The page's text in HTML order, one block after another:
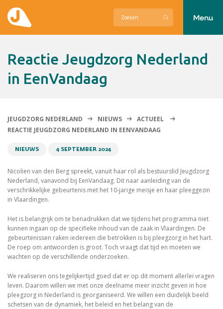
Contact
Menu
Reactie Jeugdzorg Nederland
in EenVandaag
JEUGDZORG NEDERLAND NIEUWS
ACTUEEL
REACTIE JEUGDZORG NEDERLAND IN EENVANDAAG
NIEUWS 4 SEPTEMBER 2024
Nicolien van den Berg spreekt, vanuit haar rol als bestuurslid Jeugdzorg
Nederland, vanavond bij EenVandaag. Dit naar aanleiding van de
verschrikkelijke gebeurtenis met het 10-jarige meisje en haar pleeggezin
in Vlaardingen.
Het is belangrijk om te benadrukken dat we tijdens het programma niet
kunnen ingaan op de specifieke inhoud van de zaak in Vlaardingen. De
gebeurtenissen raken iedereen die betrokken is bij pleegzorg in het hart.
De roep om antwoorden is groot. Toch vraagt dat tijd en moeten we
wachten op de verschillende onderzoeken.
We realiseren ons tegelijkertijd goed dat er op dit moment allerlei vragen
leven. Daarom willen we met onze deelname meer inzicht geven in hoe
pleegzorg in Nederland is georganiseerd. We willen een duidelijk beeld
schetsen van de dynamiek, het beleid en het belang van de